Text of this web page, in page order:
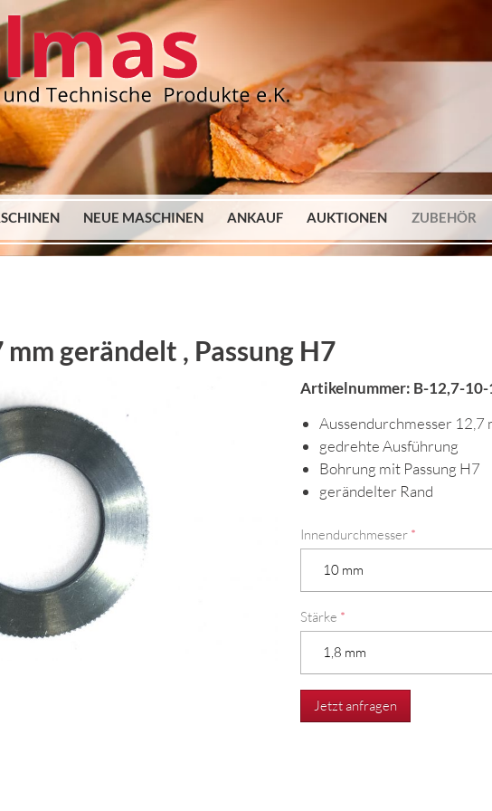
NEUE MASCHINEN ANKAUF AUKTIONEN ZUBEHÖR
gerändelt , Passung H7
Artikelnummer: B-12,7-10-
Aussendurchmesser 12,7
gedrehte Ausführung
Bohrung mit Passung H7
gerändelter Rand
Innendurchmesser *
Stärke *
Jetzt anfragen